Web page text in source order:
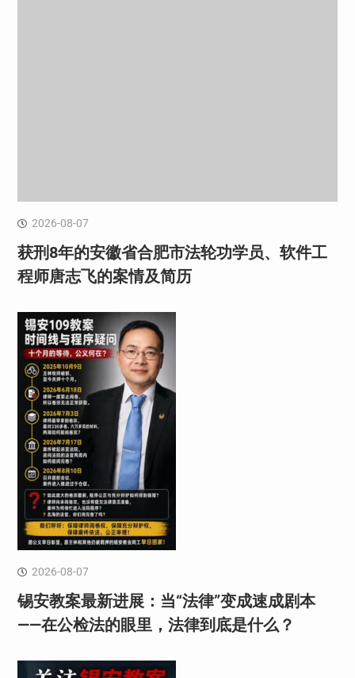
2026-08-07
获刑8年的安徽省合肥市法轮功学员、软件工
程师唐志飞的案情及简历
2026-08-07
锡安教案最新进展：当“法律”变成速成剧本
——在公检法的眼里，法律到底是什么？